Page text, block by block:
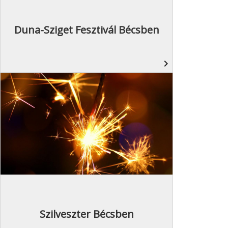
Duna-Sziget Fesztivál Bécsben
navigate_next
Szilveszter Bécsben